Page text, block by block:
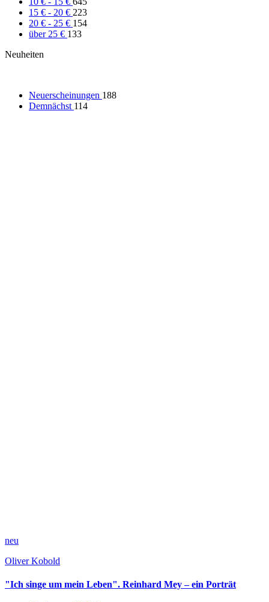
15 € - 20 € 223
20 € - 25 € 154
über 25 € 133
Neuheiten
Neuerscheinungen 188
Demnächst 114
neu
Oliver Kobold
"Ich singe um mein Leben". Reinhard Mey – ein Porträt